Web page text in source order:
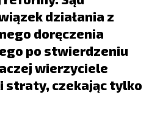
działania z
doręczenia
po stwierdzeniu
wierzyciele
straty, czekając tylko